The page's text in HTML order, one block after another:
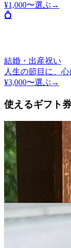
¥1,000〜選ぶ→
💍
結婚・出産祝い
人生の節目に、心
¥3,000〜選ぶ→
使えるギフト